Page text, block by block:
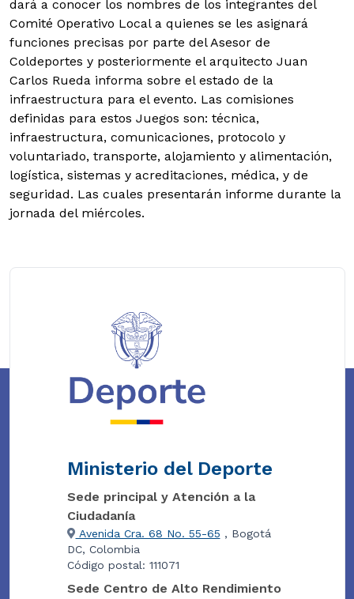
dará a conocer los nombres de los integrantes del
Comité Operativo Local a quienes se les asignará
funciones precisas por parte del Asesor de
Coldeportes y posteriormente el arquitecto Juan
Carlos Rueda informa sobre el estado de la
infraestructura para el evento. Las comisiones
definidas para estos Juegos son: técnica,
infraestructura, comunicaciones, protocolo y
voluntariado, transporte, alojamiento y alimentación,
logística, sistemas y acreditaciones, médica, y de
seguridad. Las cuales presentarán informe durante la
jornada del miércoles.
Ministerio del Deporte
Sede principal y Atención a la
Ciudadanía
Avenida Cra. 68 No. 55-65 , Bogotá
DC, Colombia
Código postal: 111071
Sede Centro de Alto Rendimiento